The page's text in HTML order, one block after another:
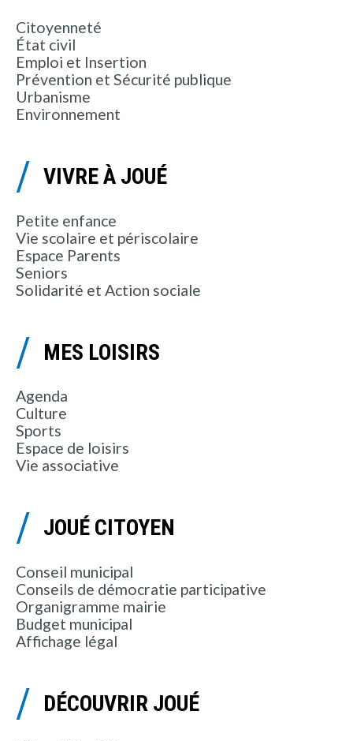
Citoyenneté
État civil
Emploi et Insertion
Prévention et Sécurité publique
Urbanisme
Environnement
VIVRE À JOUÉ
Petite enfance
Vie scolaire et périscolaire
Espace Parents
Seniors
Solidarité et Action sociale
MES LOISIRS
Agenda
Culture
Sports
Espace de loisirs
Vie associative
JOUÉ CITOYEN
Conseil municipal
Conseils de démocratie participative
Organigramme mairie
Budget municipal
Affichage légal
DÉCOUVRIR JOUÉ